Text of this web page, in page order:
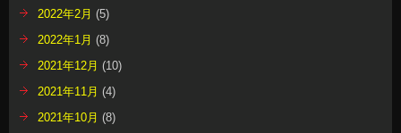
2022年2月 (5)
2022年1月 (8)
2021年12月 (10)
2021年11月 (4)
2021年10月 (8)